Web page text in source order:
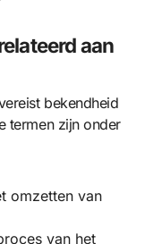
aan
bekendheid
termen zijn onder
omzetten van
van het